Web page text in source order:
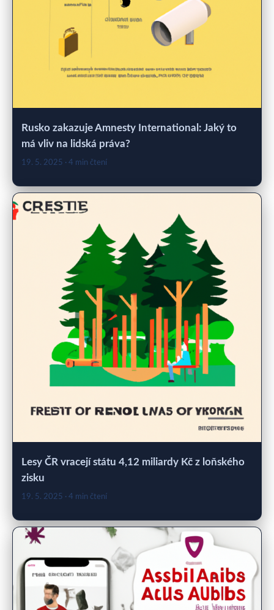
Rusko zakazuje Amnesty International: Jaký to
má vliv na lidská práva?
19. 5. 2025 · 4 min čtení
Lesy ČR vracejí státu 4,12 miliardy Kč z loňského
zisku
19. 5. 2025 · 4 min čtení